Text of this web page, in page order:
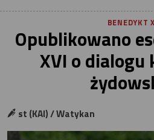
BENEDYKT
Opublikowano
XVI o
st (KAI) / Watykan